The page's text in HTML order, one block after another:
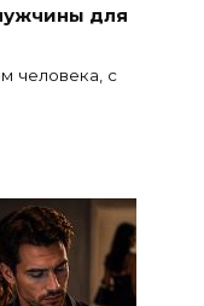
для
человека, с